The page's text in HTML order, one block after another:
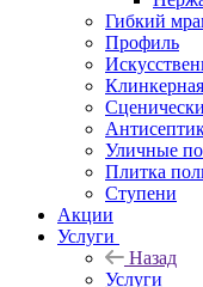
Гибкий
Профиль
Уличные
Плитка
Ступени
Акции
Услуги
Назад
Услуги